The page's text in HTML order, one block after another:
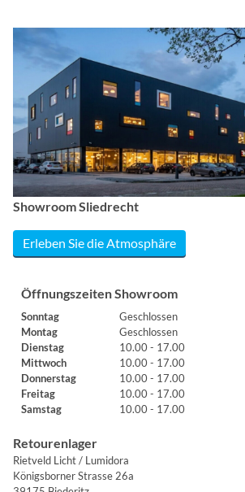
Showroom Sliedrecht
Erleben Sie die Atmosphäre
Öffnungszeiten Showroom
Sonntag
Geschlossen
Montag
Geschlossen
Dienstag
10.00 - 17.00
Mittwoch
10.00 - 17.00
Donnerstag
10.00 - 17.00
Freitag
10.00 - 17.00
Samstag
10.00 - 17.00
Retourenlager
Rietveld Licht / Lumidora
Königsborner Strasse 26a